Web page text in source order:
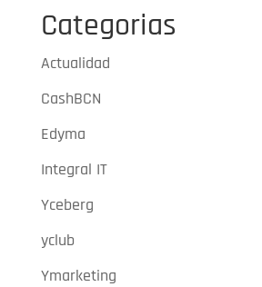
Categorias
Actualidad
CashBCN
Edyma
Integral IT
Yceberg
yclub
Ymarketing